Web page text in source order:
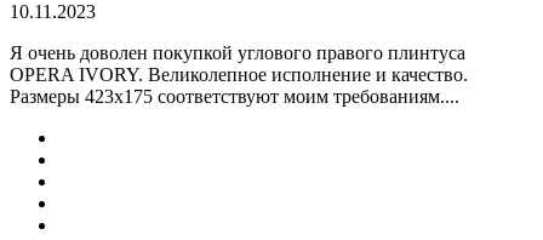
10.11.2023
Я очень доволен покупкой углового правого плинтуса
OPERA IVORY. Великолепное исполнение и качество.
Размеры 423х175 соответствуют моим требованиям....